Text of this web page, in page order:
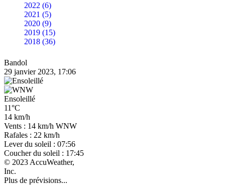
2022 (6)
2021 (5)
2020 (9)
2019 (15)
2018 (36)
Bandol
29 janvier 2023, 17:06
Ensoleillé
11°C
14 km/h
Vents : 14 km/h WNW
Rafales : 22 km/h
Lever du soleil : 07:56
Coucher du soleil : 17:45
© 2023 AccuWeather,
Inc.
Plus de prévisions...